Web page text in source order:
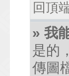
回頂
» 我
是的
傳圖